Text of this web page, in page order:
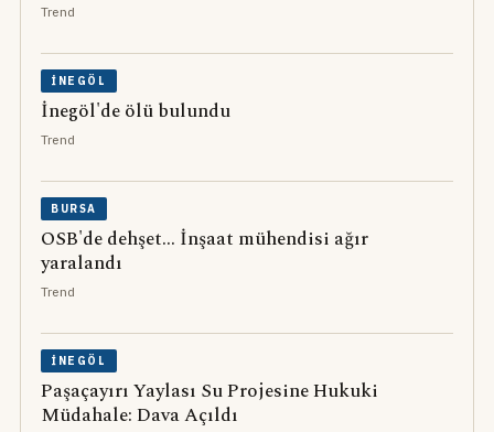
Trend
İNEGÖL
İnegöl'de ölü bulundu
Trend
BURSA
OSB'de dehşet... İnşaat mühendisi ağır
yaralandı
Trend
İNEGÖL
Paşaçayırı Yaylası Su Projesine Hukuki
Müdahale: Dava Açıldı